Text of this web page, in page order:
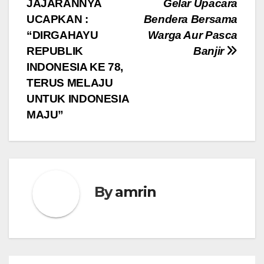
Gelar Upacara
Bendera Bersama
Warga Aur Pasca
Banjir
JAJARANNYA
UCAPKAN :
“DIRGAHAYU
REPUBLIK
INDONESIA KE 78,
TERUS MELAJU
UNTUK INDONESIA
MAJU”
Byamrin